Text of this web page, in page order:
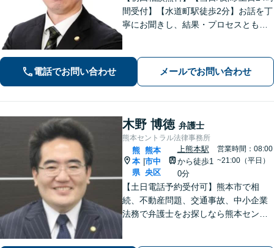
間受付】【水道町駅徒歩2分】お話を丁
寧にお聞きし、結果・プロセスともに
電話でお問い合わせ メールでお問い合わせ
木野 博徳 弁護士
熊本セントラル法律事務所
熊
本
県
|
熊本
市中
央区
上熊本駅
から徒歩1
0分
営業時間：08:00
~21:00（平日）
【土日電話予約受付可】熊本市で相
続、不動産問題、交通事故、中小企業
法務で弁護士をお探しなら熊本セント